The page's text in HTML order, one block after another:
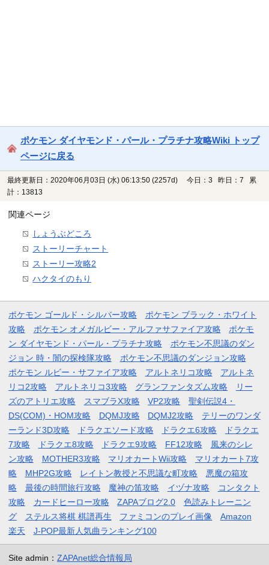
ポケモン ダイヤモンド・パール・プラチナ攻略Wiki トップ
ページに戻る
最終更新日：2020年06月03日 (水) 06:13:50 (2257d)
今日：3 昨日：7 累
計：13813
関連ページ
しょうぶどころ
ストーリーチャート
ストーリー攻略2
ハクタイのもり
ポケモン ゴールド・シルバー攻略
ポケモン ブラック・ホワイト
攻略
ポケモン オメガルビー・アルファサファイア攻略
ポケモ
ン ダイヤモンド・パール・プラチナ攻略
ポケモン不思議のダン
ジョン 時・闇の探検隊攻略
ポケモン不思議のダンジョン攻略
ポケモン ルビー・サファイア攻略
アルトネリコ攻略
アルトネ
リコ2攻略
アルトネリコ3攻略 グランファンタズム攻略
リー
ズのアトリエ攻略
スマブラX攻略 VP2攻略
聖剣伝説4・
DS(COM)・HOM攻略
DQMJ攻略 DQMJ2攻略
テリーのワンダ
ーランド3D攻略
ドラクエソード攻略 ドラクエ6攻略
ドラクエ
7攻略
ドラクエ8攻略 ドラクエ9攻略 FF12攻略
風来のシレ
ン攻略
MOTHER3攻略 マリオカートWii攻略
マリオカート7攻
略
MHP2G攻略 レイトン教授と不思議な町攻略
悪魔の箱攻
略
最後の時間旅行攻略 魔神の笛攻略 イヅナ攻略
コンタクト
攻略
カードヒーロー攻略 ZAPAブログ2.0
色読みトレーニン
グ
ステルス将棋 棋譜再生 ファミコンのプレイ画像
Amazon
楽天
J-POP最新人気曲ランキング100
Site admin： ZAPAnet総合情報局